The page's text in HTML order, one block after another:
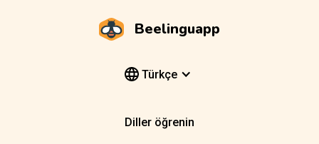
Beelinguapp
Türkçe
Diller öğrenin